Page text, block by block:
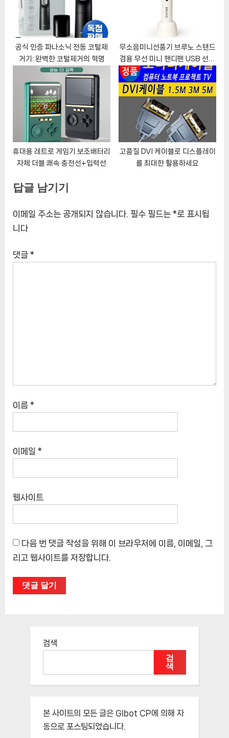
공식 인증 파나소닉 전동 코털제
거기: 완벽한 코털제거의 혁명
무소음미니선풍기 브루노 스탠드
겸용 무선 미니 핸디팬 USB 선풍
기
휴대용 레트로 게임기 보조배터리
자체 더블 쾌속 충전선+입력선
고품질 DVI 케이블로 디스플레이
를 최대한 활용하세요
답글 남기기
이메일 주소는 공개되지 않습니다. 필수 필드는 *로 표시됩
니다
댓글 *
이름 *
이메일 *
웹사이트
다음 번 댓글 작성을 위해 이 브라우저에 이름, 이메일, 그
리고 웹사이트를 저장합니다.
검색
검
색
본 사이트의 모든 글은 Glbot CP에 의해 자
동으로 포스팅되었습니다.